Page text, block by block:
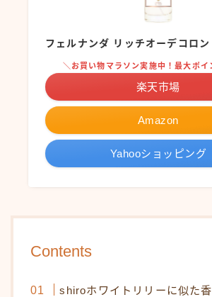
フェルナンダ リッチオーデコロ
Amazon
＼お買い物マラソン実施中！最大ポイ
楽天市場
Yahooショッピング
Contents
shiroホワイトリリーに似た